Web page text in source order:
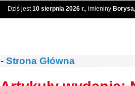
Dziś jest10 sierpnia 2026 r., imieniny
- Strona Główna